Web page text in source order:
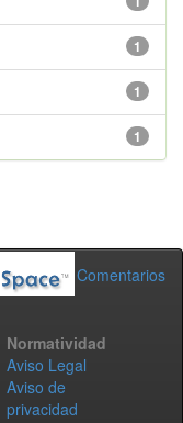
1
1
1
Comentarios
Normatividad
Aviso Legal
Aviso de
privacidad